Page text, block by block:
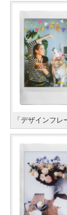
「デザインフ